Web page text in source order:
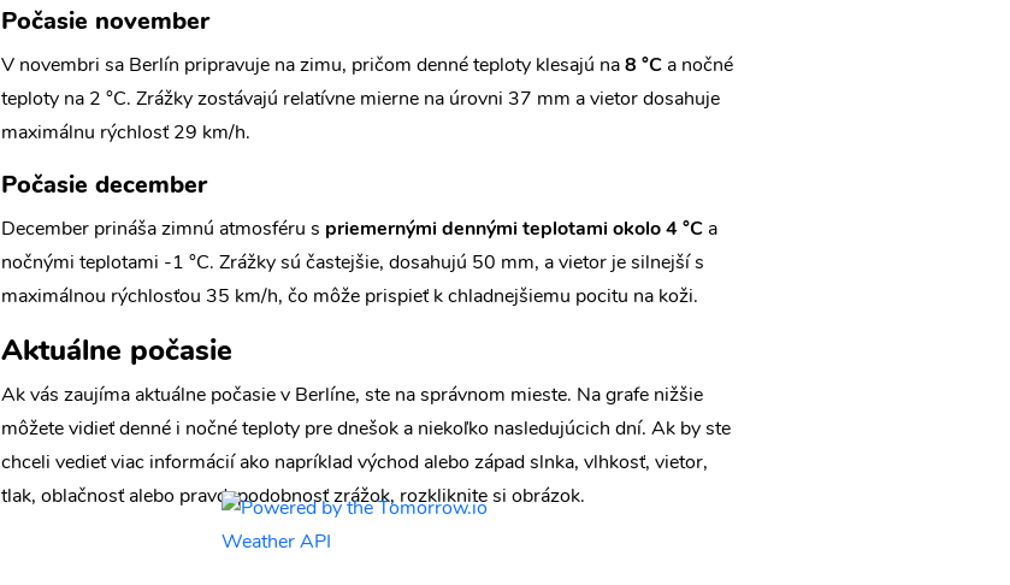
Počasie november
V novembri sa Berlín pripravuje na zimu, pričom denné teploty klesajú na8 °C a nočné
teploty na 2 °C. Zrážky zostávajú relatívne mierne na úrovni 37 mm a vietor dosahuje
maximálnu rýchlosť 29 km/h.
Počasie december
December prináša zimnú atmosféru s priemernými dennými teplotami okolo 4 °C a
nočnými teplotami -1 °C. Zrážky sú častejšie, dosahujú 50 mm, a vietor je silnejší s
maximálnou rýchlosťou 35 km/h, čo môže prispieť k chladnejšiemu pocitu na koži.
Aktuálne počasie
Ak vás zaujíma aktuálne počasie v Berlíne, ste na správnom mieste. Na grafe nižšie
môžete vidieť denné i nočné teploty pre dnešok a niekoľko nasledujúcich dní. Ak by ste
chceli vedieť viac informácií ako napríklad východ alebo západ slnka, vlhkosť, vietor,
tlak, oblačnosť alebo pravdepodobnosť zrážok, rozkliknite si obrázok.